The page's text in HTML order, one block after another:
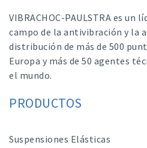
VIBRACHOC-PAULSTRA es un
campo de la antivibración y la
distribución de más de 500
Europa y más de 50 agentes
el mundo.
PRODUCTOS
Suspensiones Elásticas